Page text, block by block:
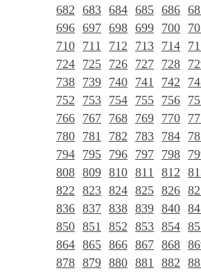
682 683 684 685 686
696 697 698 699 700
710 711 712 713 714
724 725 726 727 728
738 739 740 741 742
752
753 754 755 756
766 767 768 769 770
780 781 782 783 784
794 795 796 797 798
808 809 810 811 812
822 823 824 825 826
836 837 838 839 840
850 851 852 853 854
864 865 866 867 868
878 879 880 881 882